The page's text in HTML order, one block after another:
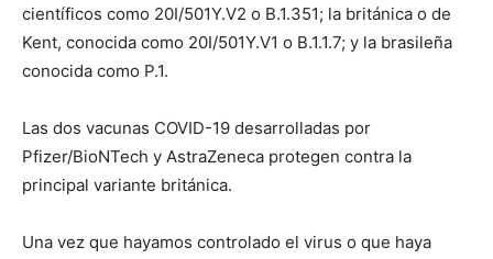
científicos como 20I/501Y.V2 o B.1.351; la británica o de
Kent, conocida como 20I/501Y.V1 o B.1.1.7; y la brasileña
conocida como P.1.
Las dos vacunas COVID-19 desarrolladas por
Pfizer/BioNTech y AstraZeneca protegen contra la
principal variante británica.
Una vez que hayamos controlado el virus o que haya